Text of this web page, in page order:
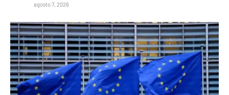
agosto 7, 2026